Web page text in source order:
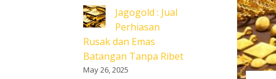
Jagogold : Jual
Perhiasan
Rusak dan Emas
Batangan Tanpa Ribet
May 26, 2025